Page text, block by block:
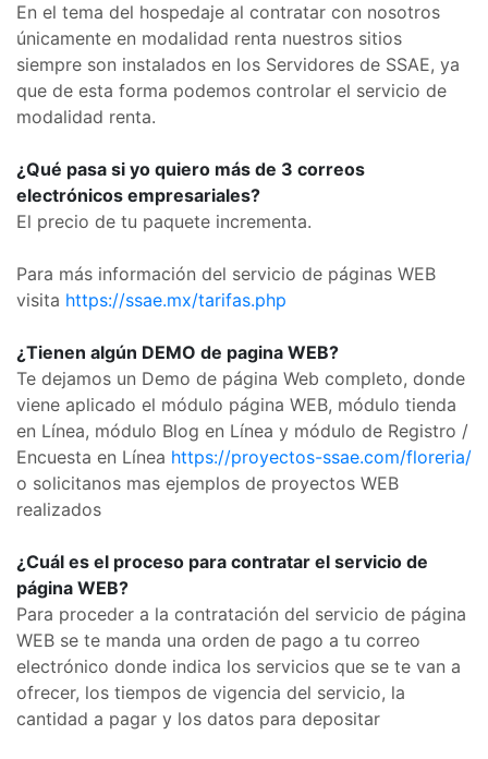
En el tema del hospedaje al contratar con nosotros
únicamente en modalidad renta nuestros sitios
siempre son instalados en los Servidores de SSAE, ya
que de esta forma podemos controlar el servicio de
modalidad renta.
¿Qué pasa si yo quiero más de 3 correos
electrónicos empresariales?
El precio de tu paquete incrementa.
Para más información del servicio de páginas WEB
visita https://ssae.mx/tarifas.php
¿Tienen algún DEMO de pagina WEB?
Te dejamos un Demo de página Web completo, donde
viene aplicado el módulo página WEB, módulo tienda
en Línea, módulo Blog en Línea y módulo de Registro /
Encuesta en Línea https://proyectos-ssae.com/floreria/
o solicitanos mas ejemplos de proyectos WEB
realizados
¿Cuál es el proceso para contratar el servicio de
página WEB?
Para proceder a la contratación del servicio de página
WEB se te manda una orden de pago a tu correo
electrónico donde indica los servicios que se te van a
ofrecer, los tiempos de vigencia del servicio, la
cantidad a pagar y los datos para depositar